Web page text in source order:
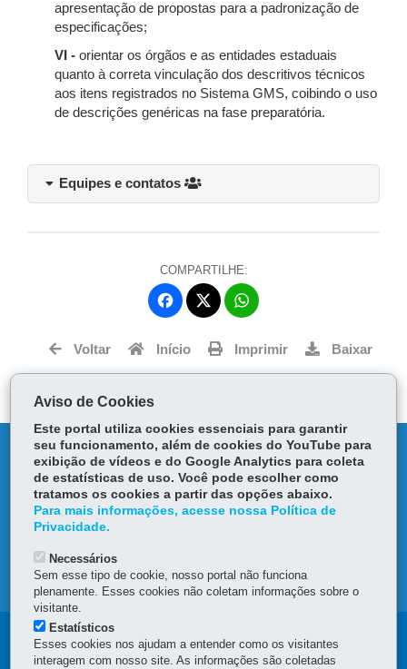
apresentação de propostas para a padronização de
especificações;
VI -orientar os órgãos e as entidades estaduais
quanto à correta vinculação dos descritivos técnicos
aos itens registrados no Sistema GMS, coibindo o uso
de descrições genéricas na fase preparatória.
Equipes e contatos
COMPARTILHE:
Fa
ce
bo
itt
er
ts
Voltar Início Imprimir Baixar
MAPA DO SITE
DENUNCIE CORRUPÇÃO
OUVIDORIA
TRANSPARÊNCIA INSTITUCIONAL
Navegação
Aviso de Cookies
Este portal utiliza cookies essenciais para garantir
seu funcionamento, além de cookies do YouTube para
exibição de vídeos e do Google Analytics para coleta
de estatísticas de uso. Você pode escolher como
tratamos os cookies a partir das opções abaixo.
Para mais informações, acesse nossa Política de
Privacidade.
Necessários
Sem esse tipo de cookie, nosso portal não funciona
plenamente. Esses cookies não coletam informações sobre o
visitante.
Estatísticos
Esses cookies nos ajudam a entender como os visitantes
interagem com nosso site. As informações são coletadas